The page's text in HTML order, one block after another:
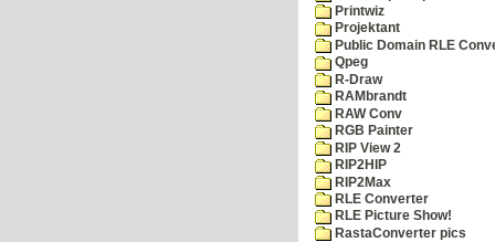
Printwiz
Projektant
Public Domain RLE
Qpeg
R-Draw
RAMbrandt
RAW Conv
RGB Painter
RIP View 2
RIP2HIP
RIP2Max
RLE Converter
RLE Picture Show!
RastaConverter pics